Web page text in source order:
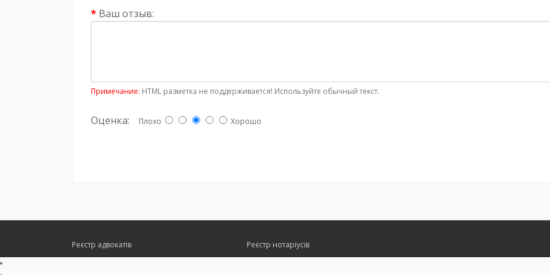
Ваш отзыв:
Примечание: HTML разметка не поддерживается! Используйте обычный текст.
Оценка: Плохо Хорошо
Реєстр адвокатів Реєстр нотаріусів